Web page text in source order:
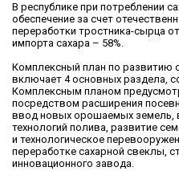
В республике при потреблении
обеспечение за счет
переработки тростника-сырца
импорта сахара – 58%.
Комплексный план по развитию
включает 4 основных раздела,
Комплексным планом
посредством расширения
ввод новых орошаемых земель,
технологий полива, развитие
и технологическое
переработке сахарной свеклы,
инновационного завода.